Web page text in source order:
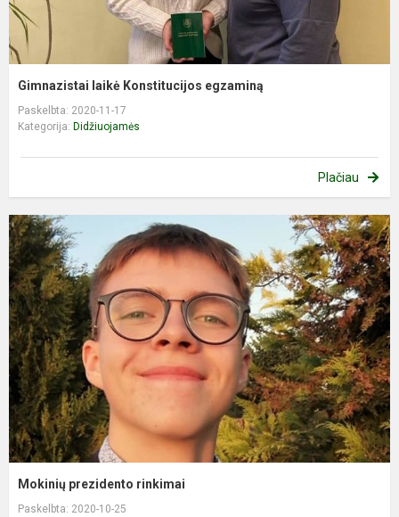
Gimnazistai laikė Konstitucijos egzaminą
Paskelbta: 2020-11-17
Kategorija: Didžiuojamės
Plačiau
Mokinių prezidento rinkimai
Paskelbta: 2020-10-25